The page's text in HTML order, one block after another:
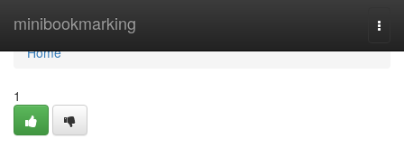
minibookmarking
Home
Home
1